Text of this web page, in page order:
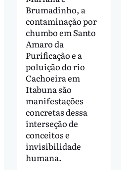
Brumadinho, a
contaminação por
chumbo em Santo
Amaro da
Purificação e a
poluição do rio
Cachoeira em
Itabuna são
manifestações
concretas dessa
interseção de
conceitos e
invisibilidade
humana.